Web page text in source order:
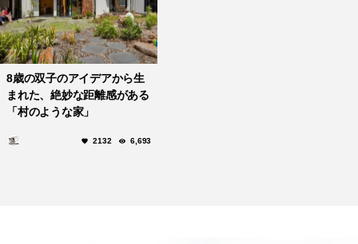
8歳の双子のアイデアから生
まれた、絶妙な距離感がある
「村のような家」
2132 6,693